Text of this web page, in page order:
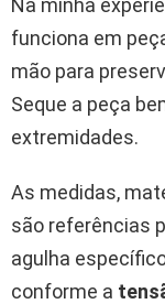
Na minha
funciona em
mão para
Seque a peça
extremidades.
As medidas,
são referências
agulha
conforme a